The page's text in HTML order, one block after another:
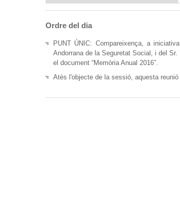
Ordre del dia
PUNT ÚNIC: Compareixença, a
Andorrana de la Seguretat Social, i del
el document “Memòria Anual 2016”.
Atès l'objecte de la sessió, aquesta reunió